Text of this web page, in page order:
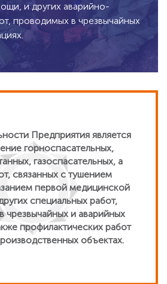
и других аварийно-
проводимых в чрезвычайных
Предприятия является
горноспасательных,
газоспасательных, а
связанных с тушением
первой медицинской
специальных работ,
чрезвычайных и аварийных
профилактических работ
объектах.